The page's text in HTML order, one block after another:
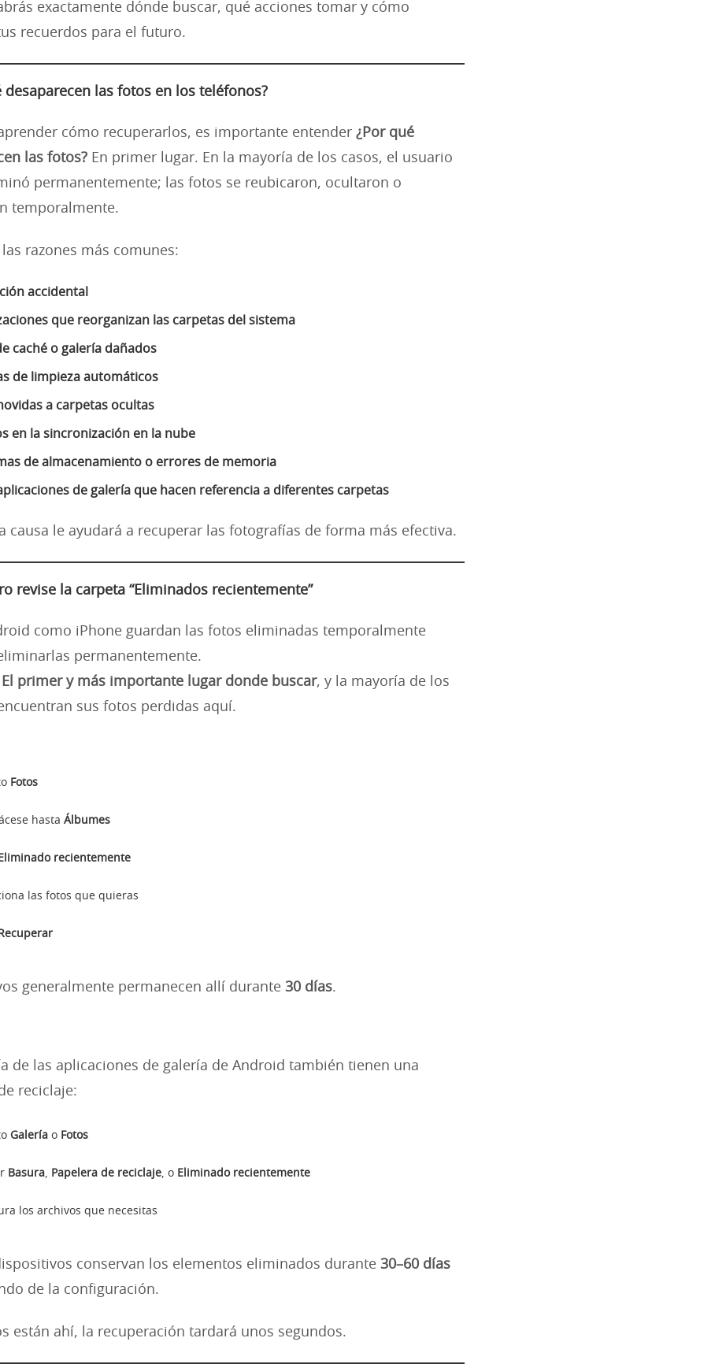
exactamente dónde buscar, qué acciones tomar y cómo
recuerdos para el futuro.
desaparecen las fotos en los teléfonos?
cómo recuperarlos, es importante entender ¿Por qué
las fotos? En primer lugar. En la mayoría de los casos, el usuario
permanentemente; las fotos se reubicaron, ocultaron o
temporalmente.
las razones más comunes:
accidental
que reorganizan las carpetas del sistema
caché o galería dañados
de limpieza automáticos
a carpetas ocultas
en la sincronización en la nube
de almacenamiento o errores de memoria
de galería que hacen referencia a diferentes carpetas
causa le ayudará a recuperar las fotografías de forma más efectiva.
revise la carpeta “Eliminados recientemente”
como iPhone guardan las fotos eliminadas temporalmente
permanentemente.
El primer y más importante lugar donde buscar, y la mayoría de los
sus fotos perdidas aquí.
Fotos
hasta Álbumes
Eliminado recientemente
las fotos que quieras
Recuperar
generalmente permanecen allí durante 30 días.
de las aplicaciones de galería de Android también tienen una
reciclaje:
Galería o Fotos
Basura, Papelera de reciclaje, o Eliminado recientemente
los archivos que necesitas
conservan los elementos eliminados durante 30–60 días
de la configuración.
están ahí, la recuperación tardará unos segundos.